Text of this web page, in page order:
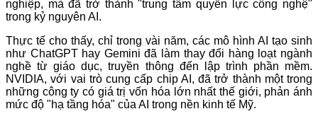
nghiệp, mà đã trở thành "trung tâm quyền lực công nghệ"
trong kỷ nguyên AI.
Thực tế cho thấy, chỉ trong vài năm, các mô hình AI tạo sinh
như ChatGPT hay Gemini đã làm thay đổi hàng loạt ngành
nghề từ giáo dục, truyền thông đến lập trình phần mềm.
NVIDIA, với vai trò cung cấp chip AI, đã trở thành một trong
những công ty có giá trị vốn hóa lớn nhất thế giới, phản ánh
mức độ "hạ tầng hóa" của AI trong nền kinh tế Mỹ.